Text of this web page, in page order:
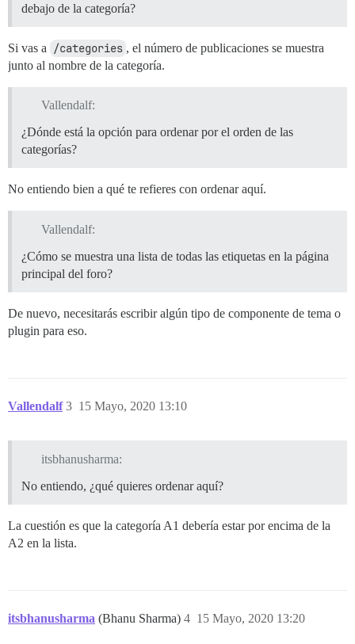
debajo de la categoría?
Si vas a /categories , el número de publicaciones se muestra
junto al nombre de la categoría.
Vallendalf:
¿Dónde está la opción para ordenar por el orden de las
categorías?
No entiendo bien a qué te refieres con ordenar aquí.
Vallendalf:
¿Cómo se muestra una lista de todas las etiquetas en la página
principal del foro?
De nuevo, necesitarás escribir algún tipo de componente de tema o
plugin para eso.
Vallendalf 15 Mayo, 2020 13:10
3
itsbhanusharma:
No entiendo, ¿qué quieres ordenar aquí?
La cuestión es que la categoría A1 debería estar por encima de la
A2 en la lista.
itsbhanusharma (Bhanu Sharma) 15 Mayo, 2020 13:20
4